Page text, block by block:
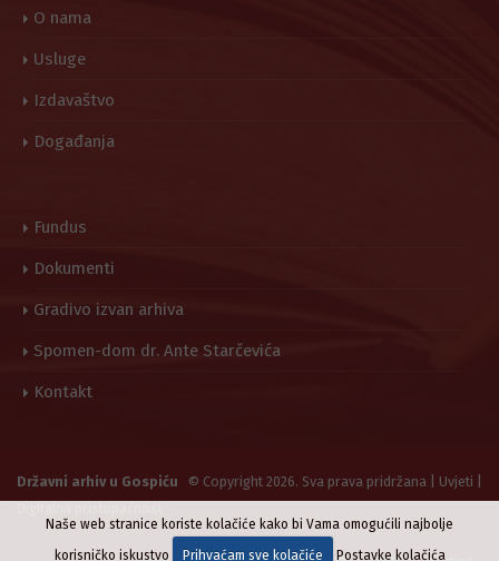
O nama
Usluge
Izdavaštvo
Događanja
Fundus
Dokumenti
Gradivo izvan arhiva
Spomen-dom dr. Ante Starčevića
Kontakt
Državni arhiv u Gospiću © Copyright 2026. Sva prava pridržana | Uvjeti
Naše web stranice koriste kolačiće kako bi Vama omogućili najbolje
korisničko iskustvo
Prihvaćam sve kolačiće Postavke kolačića